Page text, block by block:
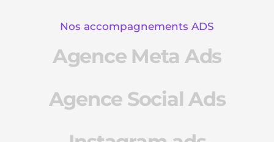
Nos accompagnements ADS
Agence Meta Ads
Agence Social Ads